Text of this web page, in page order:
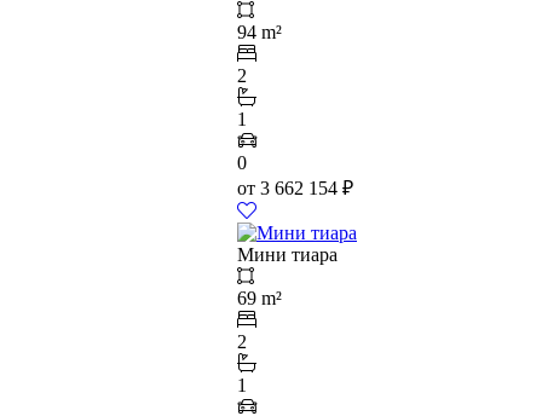
94 m²
2
1
0
от 3 662 154 ₽
Мини тиара
69 m²
2
1